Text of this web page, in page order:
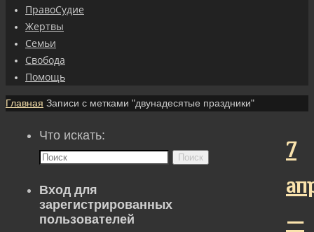
ПравоСудие
Жертвы
Семьи
Свобода
Помощь
Главная Записи с метками "двунадесятые праздники"
7
—
Что искать:
Поиск
Вход для
зарегистрированных
пользователей